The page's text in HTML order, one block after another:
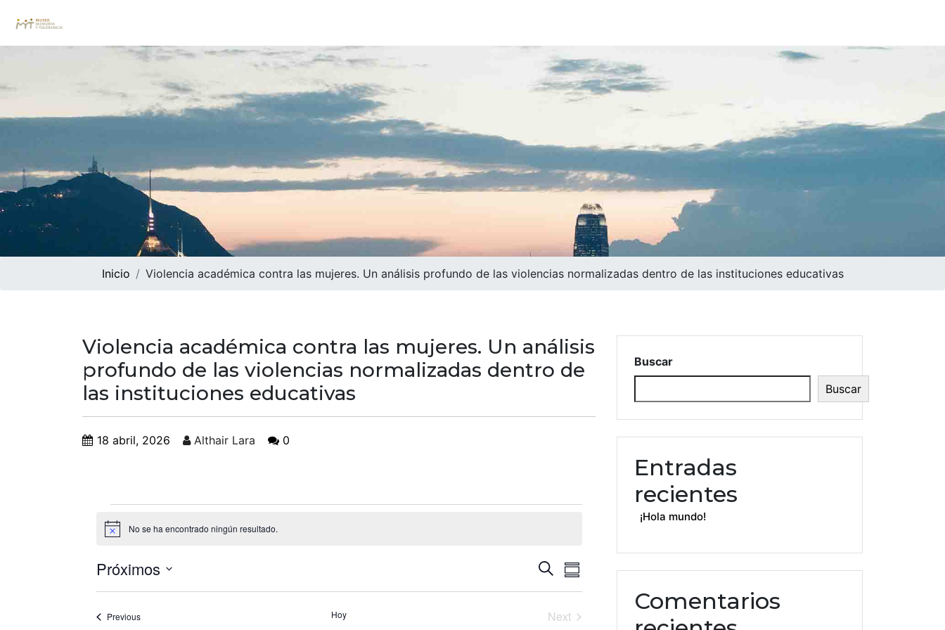
Inicio Violencia académica contra las mujeres. Un análisis profundo de las violencias normalizadas dentro de las instituciones educativas
Violencia académica contra las mujeres. Un análisis
profundo de las violencias normalizadas dentro de
las instituciones educativas
18 abril, 2026 Althair Lara 0
Notice No se ha encontrado ningún resultado.
Búsqueda
y
navegació
BuscarNavegación
de
vistas
Summary
Próximos
Select
PreviousEventos Hoy
Next
Buscar
Buscar
Entradas
recientes
¡Hola mundo!
Comentarios